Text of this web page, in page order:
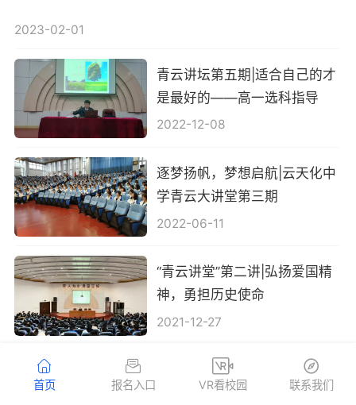
2023-02-01
青云讲坛第五期|适合自己的才
是最好的——高一选科指导
2022-12-08
逐梦扬帆，梦想启航|云天化中
学青云大讲堂第三期
2022-06-11
“青云讲堂”第二讲|弘扬爱国精
神，勇担历史使命
2021-12-27
首页 报名入口 VR看校园 联系我们